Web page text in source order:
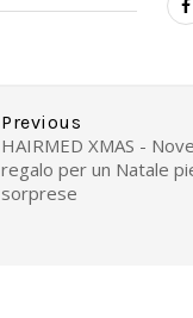
Previous
HAIRMED XMAS -
regalo per un Natale
sorprese